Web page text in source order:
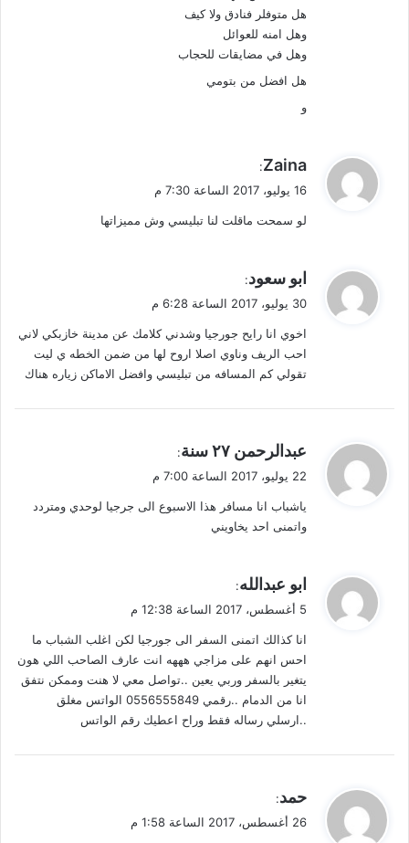
هل متوفلر فنادق ولا كيف
وهل امنه للعوائل
وهل في مضايقات للحجاب
هل افضل من بتومي
و
ي
ل
Zaina
:
16 يوليو، 2017 الساعة 7:30 م
لو سمحت ماقلت لنا تبليسي وش مميزاتها
ي
ل
ابو سعود:
30 يوليو، 2017 الساعة 6:28 م
اخوي انا رايح جورجيا وشدني كلامك عن مدينة خازبكي لاني
احب الريف وناوي اصلا اروح لها من ضمن الخطه ي ليت
تقولي كم المسافه من تبليسي وافضل الاماكن زياره هناك
ي
ل
عبدالرحمن ٢٧ سنة
:
22 يوليو، 2017 الساعة 7:00 م
ياشباب انا مسافر هذا الاسبوع الى جرجيا لوحدي ومتردد
واتمنى احد يخاويني
ي
ل
ابو عبدالله:
5 أغسطس، 2017 الساعة 12:38 م
انا كذالك اتمنى السفر الى جورجيا لكن اغلب الشباب ما
احس انهم على مزاجي هههه انت عارف الصاحب اللي هون
يتغير بالسفر وربي يعين ..تواصل معي لا هنت وممكن نتفق
انا من الدمام ..رقمي 0556555849 الواتس مغلق
..ارسلي رساله فقط وراح اعطيك رقم الواتس
ي
حمد:
26 أغسطس، 2017 الساعة 1:58 م